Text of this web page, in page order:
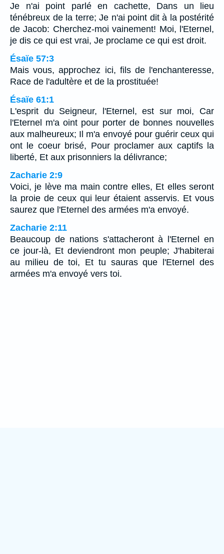
Je n'ai point parlé en cachette, Dans un lieu
ténébreux de la terre; Je n'ai point dit à la postérité
de Jacob: Cherchez-moi vainement! Moi, l'Eternel,
je dis ce qui est vrai, Je proclame ce qui est droit.
Ésaïe 57:3
Mais vous, approchez ici, fils de l'enchanteresse,
Race de l'adultère et de la prostituée!
Ésaïe 61:1
L'esprit du Seigneur, l'Eternel, est sur moi, Car
l'Eternel m'a oint pour porter de bonnes nouvelles
aux malheureux; Il m'a envoyé pour guérir ceux qui
ont le coeur brisé, Pour proclamer aux captifs la
liberté, Et aux prisonniers la délivrance;
Zacharie 2:9
Voici, je lève ma main contre elles, Et elles seront
la proie de ceux qui leur étaient asservis. Et vous
saurez que l'Eternel des armées m'a envoyé.
Zacharie 2:11
Beaucoup de nations s'attacheront à l'Eternel en
ce jour-là, Et deviendront mon peuple; J'habiterai
au milieu de toi, Et tu sauras que l'Eternel des
armées m'a envoyé vers toi.